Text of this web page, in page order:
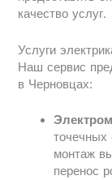
качество услуг.
Услуги
Наш сервис
в Черновцах:
точечных
монтаж
перенос